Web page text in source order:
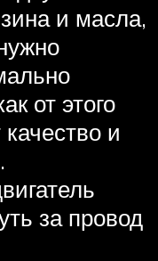
и масла,
от этого
и
за провод